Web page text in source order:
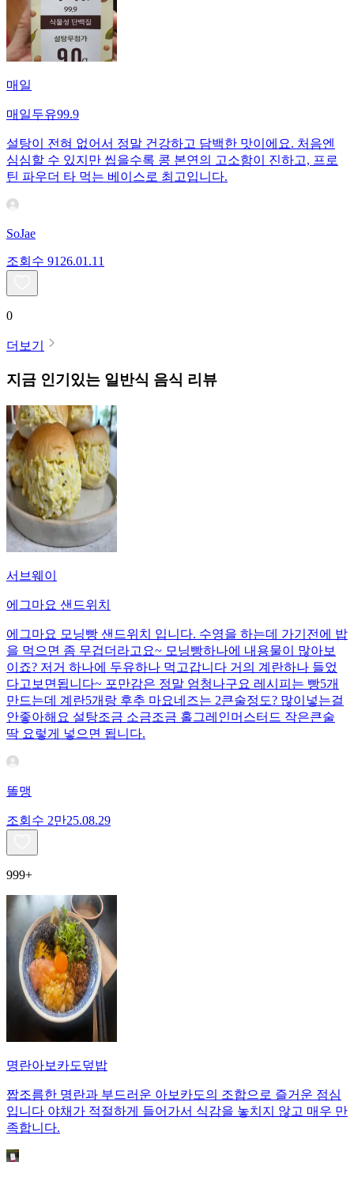
매일
매일두유99.9
설탕이 전혀 없어서 정말 건강하고 담백한 맛이에요. 처음엔
심심할 수 있지만 씹을수록 콩 본연의 고소함이 진하고, 프로
틴 파우더 타 먹는 베이스로 최고입니다.
SoJae
조회수 91 26.01.11
0
더보기
지금 인기있는 일반식 음식 리뷰
서브웨이
에그마요 샌드위치
에그마요 모닝빵 샌드위치 입니다. 수영을 하는데 가기전에 밥
을 먹으면 좀 무겁더라고요~ 모닝빵하나에 내용물이 많아보
이죠? 저거 하나에 두유하나 먹고갑니다 거의 계란하나 들었
다고보면됩니다~ 포만감은 정말 엄청나구요 레시피는 빵5개
만드는데 계란5개랑 후추 마요네즈는 2큰술정도? 많이넣는걸
안좋아해요 설탕조금 소금조금 홀그레인머스터드 작은큰술
딱 요렇게 넣으면 됩니다.
똘맹
조회수 2만25.08.29
999+
명란아보카도덮밥
짭조름한 명란과 부드러운 아보카도의 조합으로 즐거운 점심
입니다 야채가 적절하게 들어가서 식감을 놓치지 않고 매우 만
족합니다.